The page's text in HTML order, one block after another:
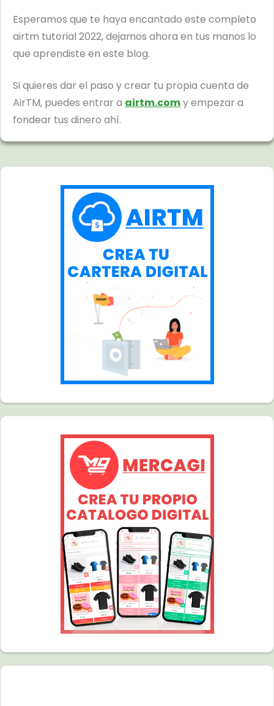
Esperamos que te haya encantado este completo
airtm tutorial 2022, dejamos ahora en tus manos lo
que aprendiste en este blog.
Si quieres dar el paso y crear tu propia cuenta de
AirTM, puedes entrar a airtm.comy empezar a
fondear tus dinero ahí.